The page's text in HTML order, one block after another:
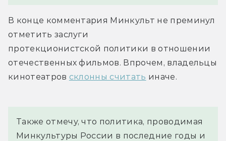
В конце комментария Минкульт не преминул
отметить заслуги
протекционистской политики в отношении
отечественных фильмов. Впрочем, владельцы
кинотеатров склонны считать иначе.
Также отмечу, что политика, проводимая
Минкультуры России в последние годы и